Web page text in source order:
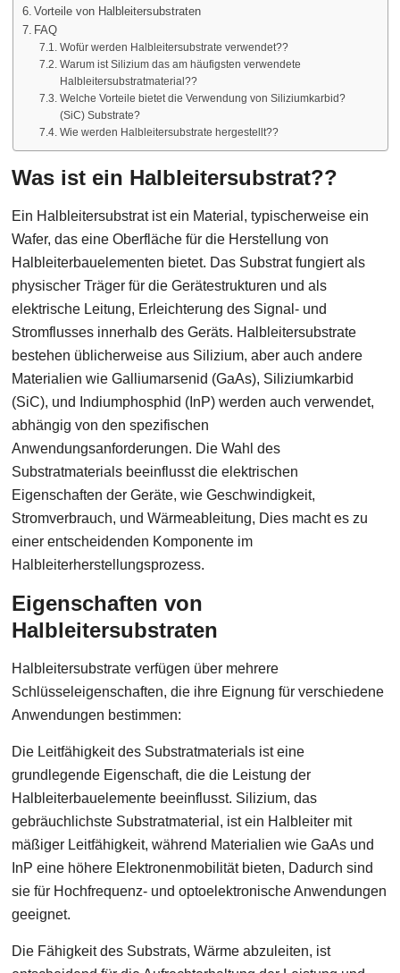
Vorteile von Halbleitersubstraten
FAQ
Wofür werden Halbleitersubstrate verwendet??
Warum ist Silizium das am häufigsten verwendete
Halbleitersubstratmaterial??
Welche Vorteile bietet die Verwendung von Siliziumkarbid?
(SiC) Substrate?
Wie werden Halbleitersubstrate hergestellt??
Was ist ein Halbleitersubstrat??
Ein Halbleitersubstrat ist ein Material, typischerweise ein
Wafer, das eine Oberfläche für die Herstellung von
Halbleiterbauelementen bietet. Das Substrat fungiert als
physischer Träger für die Gerätestrukturen und als
elektrische Leitung, Erleichterung des Signal- und
Stromflusses innerhalb des Geräts. Halbleitersubstrate
bestehen üblicherweise aus Silizium, aber auch andere
Materialien wie Galliumarsenid (GaAs), Siliziumkarbid
(SiC), und Indiumphosphid (InP) werden auch verwendet,
abhängig von den spezifischen
Anwendungsanforderungen. Die Wahl des
Substratmaterials beeinflusst die elektrischen
Eigenschaften der Geräte, wie Geschwindigkeit,
Stromverbrauch, und Wärmeableitung, Dies macht es zu
einer entscheidenden Komponente im
Halbleiterherstellungsprozess.
Eigenschaften von
Halbleitersubstraten
Halbleitersubstrate verfügen über mehrere
Schlüsseleigenschaften, die ihre Eignung für verschiedene
Anwendungen bestimmen:
Die Leitfähigkeit des Substratmaterials ist eine
grundlegende Eigenschaft, die die Leistung der
Halbleiterbauelemente beeinflusst. Silizium, das
gebräuchlichste Substratmaterial, ist ein Halbleiter mit
mäßiger Leitfähigkeit, während Materialien wie GaAs und
InP eine höhere Elektronenmobilität bieten, Dadurch sind
sie für Hochfrequenz- und optoelektronische Anwendungen
geeignet.
Die Fähigkeit des Substrats, Wärme abzuleiten, ist